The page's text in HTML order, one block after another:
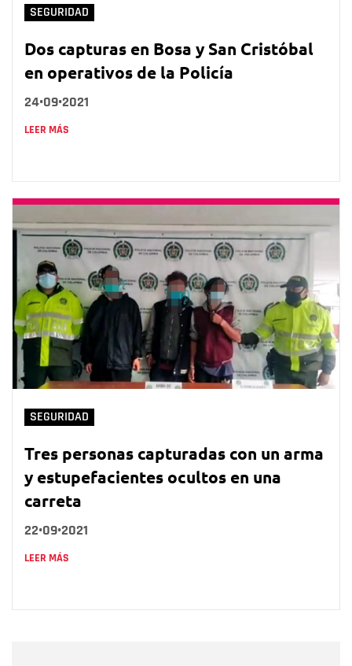
SEGURIDAD
Dos capturas en Bosa y San Cristóbal
en operativos de la Policía
24•09•2021
LEER MÁS
SEGURIDAD
Tres personas capturadas con un arma
y estupefacientes ocultos en una
carreta
22•09•2021
LEER MÁS